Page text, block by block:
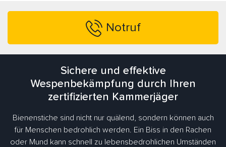
Notruf
Sichere und effektive
Wespenbekämpfung durch Ihren
zertifizierten Kammerjäger
Bienenstiche sind nicht nur quälend, sondern können auch
für Menschen bedrohlich werden. Ein Biss in den Rachen
oder Mund kann schnell zu lebensbedrohlichen Umständen